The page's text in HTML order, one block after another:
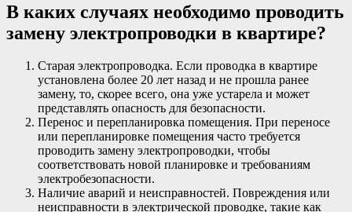
В каких случаях необходимо проводить
замену электропроводки в квартире?
Старая электропроводка. Если проводка в квартире
установлена более 20 лет назад и не прошла ранее
замену, то, скорее всего, она уже устарела и может
представлять опасность для безопасности.
Перенос и перепланировка помещения. При переносе
или перепланировке помещения часто требуется
проводить замену электропроводки, чтобы
соответствовать новой планировке и требованиям
электробезопасности.
Наличие аварий и неисправностей. Повреждения или
неисправности в электрической проводке, такие как